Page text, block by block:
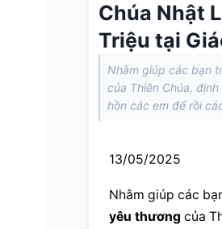
Chúa Nhật
Triệu tại
Nhằm giúp các bạn
của Thiên Chúa,
hồn các em để rồi
13/05/2025
Nhằm giúp các
yêu thương của